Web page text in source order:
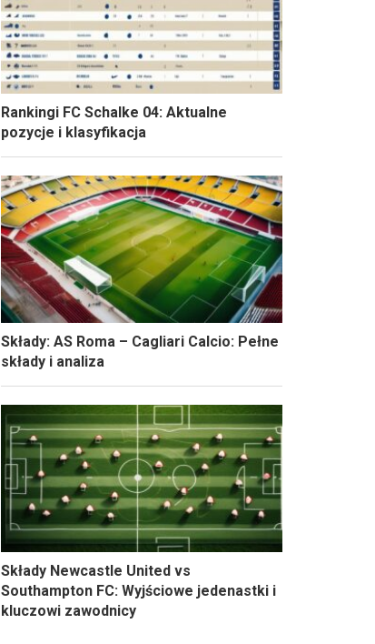
Rankingi FC Schalke 04: Aktualne
pozycje i klasyfikacja
Składy: AS Roma – Cagliari Calcio: Pełne
składy i analiza
Składy Newcastle United vs
Southampton FC: Wyjściowe jedenastki i
kluczowi zawodnicy